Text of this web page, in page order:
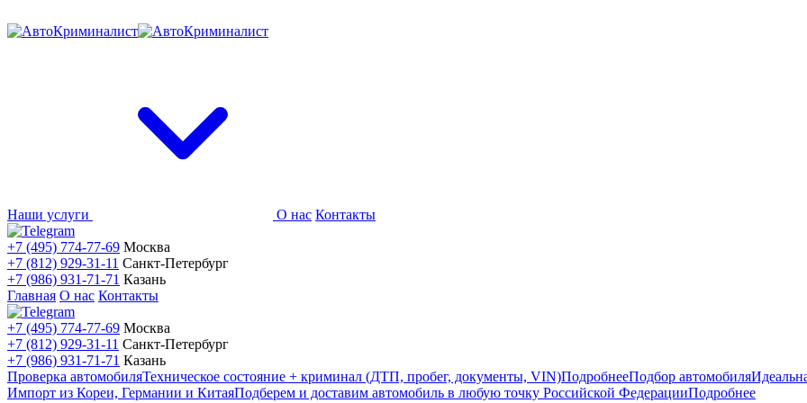
Наши услуги О нас Контакты
+7 (495) 774-77-69 Москва
+7 (812) 929-31-11 Санкт-Петербург
+7 (986) 931-71-71 Казань
Главная О нас Контакты
+7 (495) 774-77-69 Москва
+7 (812) 929-31-11 Санкт-Петербург
+7 (986) 931-71-71 Казань
Проверка автомобиляТехническое состояние + криминал (ДТП, пробег, документы, VIN)ПодробнееПодбор автомобиля
Импорт из Кореи, Германии и КитаяПодберем и доставим автомобиль в любую точку Российской ФедерацииПодробнее